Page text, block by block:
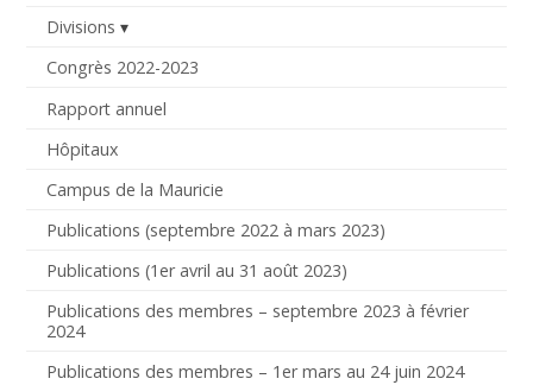
Divisions
Congrès 2022-2023
Rapport annuel
Hôpitaux
Campus de la Mauricie
Publications (septembre 2022 à mars 2023)
Publications (1er avril au 31 août 2023)
Publications des membres – septembre 2023 à février
2024
Publications des membres – 1er mars au 24 juin 2024